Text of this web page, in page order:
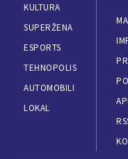
KULTURA
SUPERŽENA
ESPORTS
TEHNOPOLIS
AUTOMOBILI
LOKAL